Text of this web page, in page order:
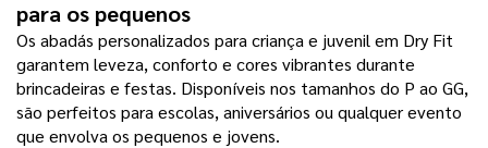
para os pequenos
Os abadás personalizados para criança e juvenil em Dry Fit
garantem leveza, conforto e cores vibrantes durante
brincadeiras e festas. Disponíveis nos tamanhos do P ao GG,
são perfeitos para escolas, aniversários ou qualquer evento
que envolva os pequenos e jovens.